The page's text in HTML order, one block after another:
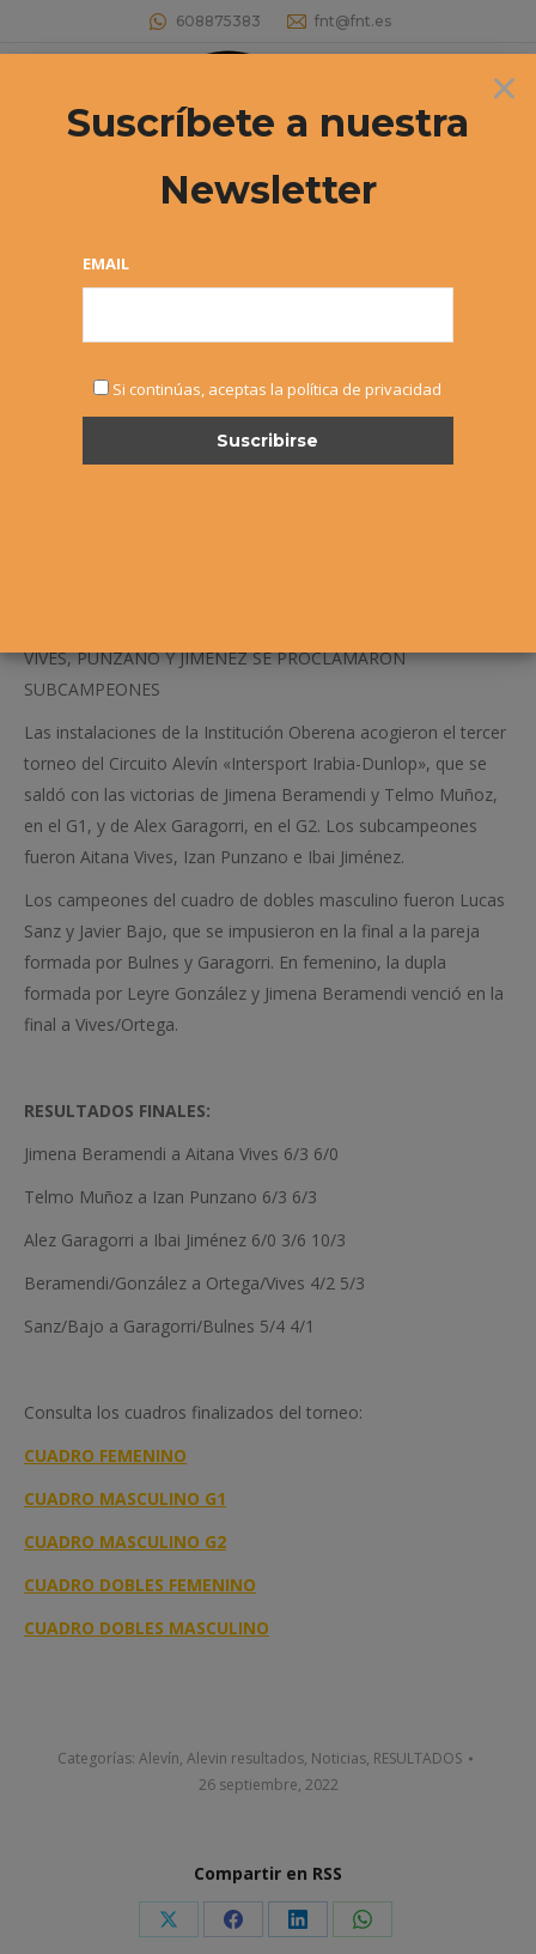
608875383 fnt@fnt.es
Buscar:
VIVES, PUNZANO Y JIMÉNEZ SE PROCLAMARON
SUBCAMPEONES
Las instalaciones de la Institución Oberena acogieron el tercer
torneo del Circuito Alevín «Intersport Irabia-Dunlop», que se
saldó con las victorias de Jimena Beramendi y Telmo Muñoz,
en el G1, y de Alex Garagorri, en el G2. Los subcampeones
fueron Aitana Vives, Izan Punzano e Ibai Jiménez.
Los campeones del cuadro de dobles masculino fueron Lucas
Sanz y Javier Bajo, que se impusieron en la final a la pareja
formada por Bulnes y Garagorri. En femenino, la dupla
formada por Leyre González y Jimena Beramendi venció en la
final a Vives/Ortega.
RESULTADOS FINALES:
Jimena Beramendi a Aitana Vives 6/3 6/0
Telmo Muñoz a Izan Punzano 6/3 6/3
Alez Garagorri a Ibai Jiménez 6/0 3/6 10/3
Beramendi/González a Ortega/Vives 4/2 5/3
Sanz/Bajo a Garagorri/Bulnes 5/4 4/1
Consulta los cuadros finalizados del torneo:
CUADRO FEMENINO
CUADRO MASCULINO G1
CUADRO MASCULINO G2
CUADRO DOBLES FEMENINO
CUADRO DOBLES MASCULINO
Categorías: Alevín, Alevin resultados, Noticias, RESULTADOS
26 septiembre, 2022
Compartir en RSS
Share Share Share Share
×
Suscríbete a nuestra
Newsletter
EMAIL
Si continúas, aceptas la política de privacidad